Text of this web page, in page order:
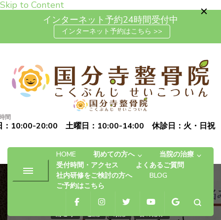
Skip to Content
インターネット予約24時間受付中
インターネット予約はこちら >>
高松市で肩こり・腰痛・坐骨神
経痛の整体なら国分寺整骨院
「お体の不安を自信に変える」完全予約制の自費治療専門の整
骨院です
間
：10:00-20:00 土曜日：10:00-14:00 休診日：火・日祝
HOME 初めての方へ
当院の治療
受付時間・アクセス
よくあるご質問
社内研修をご検討の方へ
BLOG
ご予約はこちら
肩こり 腰痛 頭痛 首の痛み